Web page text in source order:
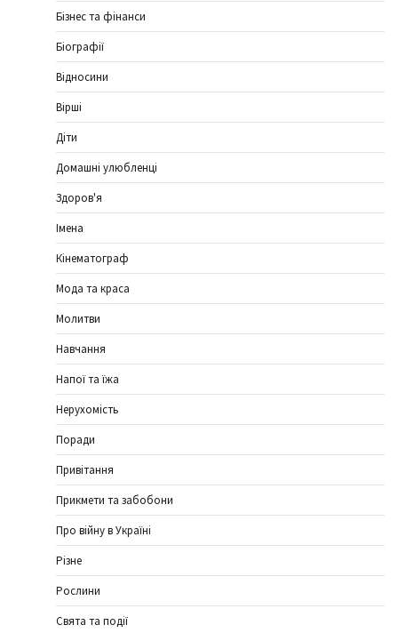
Бізнес та фінанси
Біографії
Відносини
Вірші
Діти
Домашні улюбленці
Здоров'я
Імена
Кінематограф
Мода та краса
Молитви
Навчання
Напої та їжа
Нерухомість
Поради
Привітання
Прикмети та забобони
Про війну в Україні
Різне
Рослини
Свята та події